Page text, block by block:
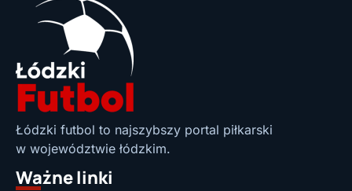
Łódzki futbol to najszybszy portal piłkarski
w województwie łódzkim.
Ważne linki